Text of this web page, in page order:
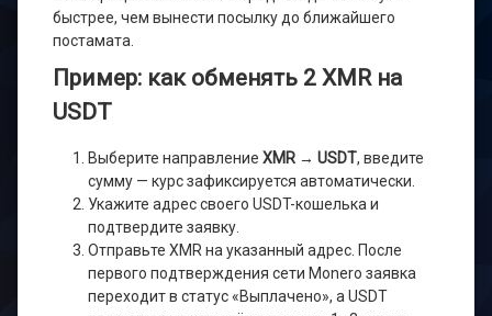
быстрее, чем вынести посылку до ближайшего
постамата.
Пример: как обменять 2 XMR на
USDT
Выберите направление XMR → USDT, введите
сумму — курс зафиксируется автоматически.
Укажите адрес своего USDT-кошелька и
подтвердите заявку.
Отправьте XMR на указанный адрес. После
первого подтверждения сети Monero заявка
переходит в статус «Выплачено», а USDT